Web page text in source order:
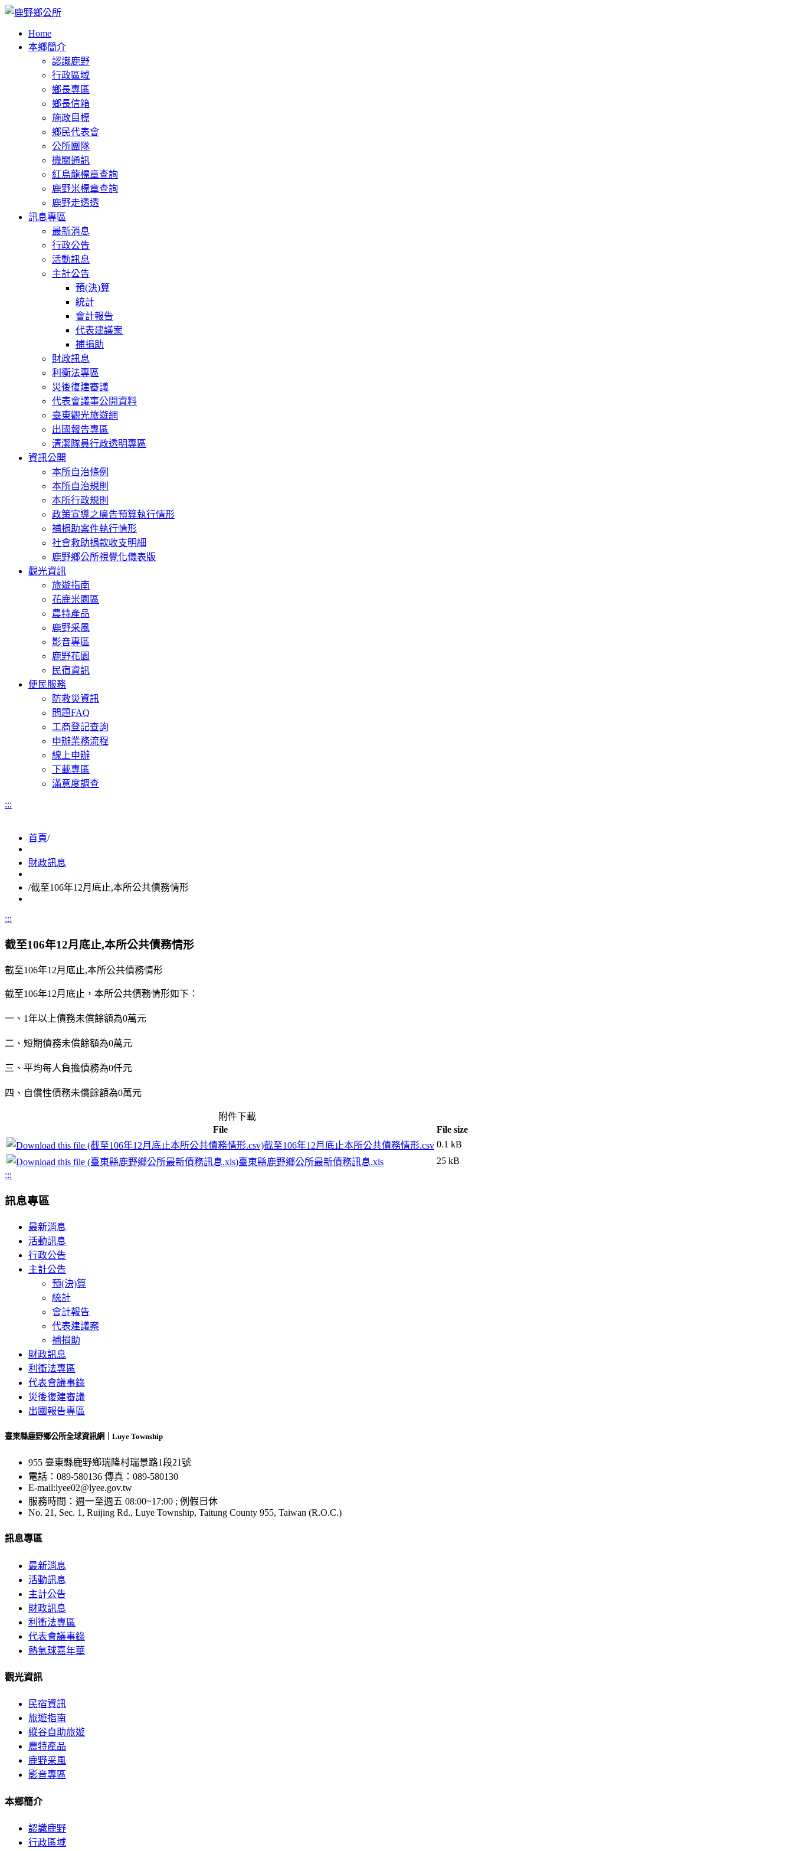
Home
本鄉簡介
認識鹿野
行政區域
鄉長專區
鄉長信箱
施政目標
鄉民代表會
公所團隊
機關通訊
紅烏龍標章查詢
鹿野米標章查詢
鹿野走透透
訊息專區
最新消息
行政公告
活動訊息
主計公告
預(決)算
統計
會計報告
代表建議案
補捐助
財政訊息
利衝法專區
災後復建審議
代表會議事公開資料
臺東觀光旅遊網
出國報告專區
清潔隊員行政透明專區
資訊公開
本所自治條例
本所自治規則
本所行政規則
政策宣導之廣告預算執行情形
補捐助案件執行情形
社會救助捐款收支明細
鹿野鄉公所視覺化儀表版
觀光資訊
旅遊指南
花鹿米園區
農特產品
鹿野采風
影音專區
鹿野花園
民宿資訊
便民服務
防救災資訊
問題FAQ
工商登記查詢
申辦業務流程
線上申辦
下載專區
滿意度調查
:::
首頁/
財政訊息
/截至106年12月底止,本所公共債務情形
:::
截至106年12月底止,本所公共債務情形
截至106年12月底止,本所公共債務情形
截至106年12月底止，本所公共債務情形如下：
一、 1年以上債務未償餘額為0萬元
二、短期債務未償餘額為0萬元
三、平均每人負擔債務為0仟元
四、自償性債務未償餘額為0萬元
附件下載
File
File size
截至106年12月底止本所公共債務情形.csv 0.1 kB
臺東縣鹿野鄉公所最新債務訊息.xls
25 kB
:::
訊息專區
最新消息
活動訊息
行政公告
主計公告
預(決)算
統計
會計報告
代表建議案
補捐助
財政訊息
利衝法專區
代表會議事錄
災後復建審議
出國報告專區
臺東縣鹿野鄉公所全球資訊網｜Luye Township
955 臺東縣鹿野鄉瑞隆村瑞景路1段21號
電話：089-580136 傳真：089-580130
E-mail:lyee02@lyee.gov.tw
服務時間：週一至週五 08:00~17:00 ; 例假日休
No. 21, Sec. 1, Ruijing Rd., Luye Township, Taitung County 955, Taiwan (R.O.C.)
訊息專區
最新消息
活動訊息
主計公告
財政訊息
利衝法專區
代表會議事錄
熱氣球嘉年華
觀光資訊
民宿資訊
旅遊指南
縱谷自助旅遊
農特產品
鹿野采風
影音專區
本鄉簡介
認識鹿野
行政區域